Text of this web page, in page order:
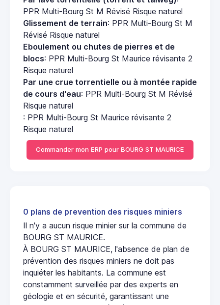
PPR Multi-Bourg St M Révisé Risque naturel
Glissement de terrain: PPR Multi-Bourg St M
Révisé Risque naturel
Eboulement ou chutes de pierres et de
blocs: PPR Multi-Bourg St Maurice révisante 2
Risque naturel
Par une crue torrentielle ou à montée rapide
de cours d'eau: PPR Multi-Bourg St M Révisé
Risque naturel
: PPR Multi-Bourg St Maurice révisante 2
Risque naturel
Commander mon ERP pour BOURG ST MAURICE
0 plans de prevention des risques miniers
Il n'y a aucun risque minier sur la commune de
BOURG ST MAURICE.
À BOURG ST MAURICE, l'absence de plan de
prévention des risques miniers ne doit pas
inquiéter les habitants. La commune est
constamment surveillée par des experts en
géologie et en sécurité, garantissant une